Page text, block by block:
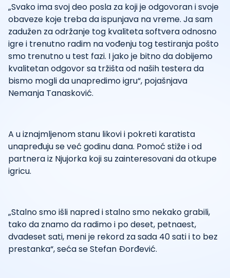
„Svako ima svoj deo posla za koji je odgovoran i svoje
obaveze koje treba da ispunjava na vreme. Ja sam
zadužen za održanje tog kvaliteta softvera odnosno
igre i trenutno radim na vođenju tog testiranja pošto
smo trenutno u test fazi. I jako je bitno da dobijemo
kvalitetan odgovor sa tržišta od naših testera da
bismo mogli da unapredimo igru“, pojašnjava
Nemanja Tanasković.
A u iznajmljenom stanu likovi i pokreti karatista
unapređuju se već godinu dana. Pomoć stiže i od
partnera iz Njujorka koji su zainteresovani da otkupe
igricu.
„Stalno smo išli napred i stalno smo nekako grabili,
tako da znamo da radimo i po deset, petnaest,
dvadeset sati, meni je rekord za sada 40 sati i to bez
prestanka“, seća se Stefan Đorđević.